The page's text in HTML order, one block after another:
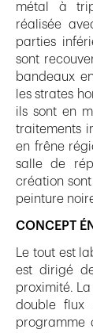
métal à
réalisée
parties
sont
bandeaux
les strates
ils sont en
traitements
en frêne
salle de
création
peinture
CONCEPT
Le tout est
est dirigé
proximité.
double flux
programme